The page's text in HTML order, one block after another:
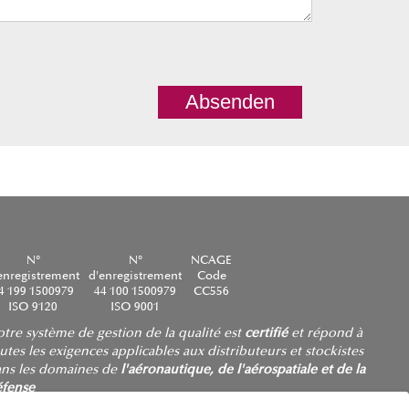
Absenden
N°
199 1500979
ISO 9120
N°
d'enregistrement
44 100 1500979
ISO 9001
NCAGE
Code
CC556
système de gestion de la qualité est certifiéet répond à
les exigences applicables aux distributeurs et stockistes
les domaines de l'aéronautique, de l'aérospatiale et de la